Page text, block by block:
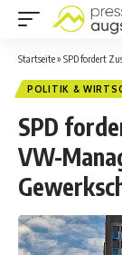
Startseite» SPD fordert
POLITIK &
SPD
VW-